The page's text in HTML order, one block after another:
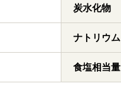
炭水化物
ナトリウム
食塩相当量